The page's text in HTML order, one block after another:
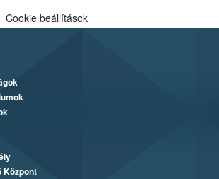
Cookie beállítások
Központ